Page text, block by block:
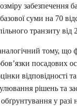
забезпечення
суми на 70
транзиту від
тому,
посадових
відповідності
рішень та
у